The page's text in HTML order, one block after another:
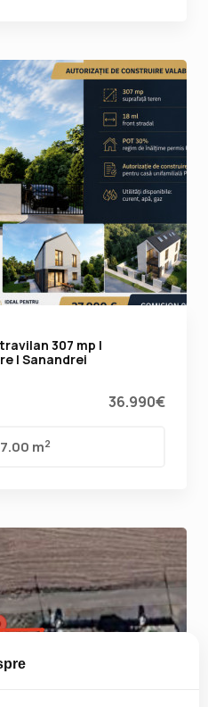
307 mp |
| Sanandrei
36.990€
m2